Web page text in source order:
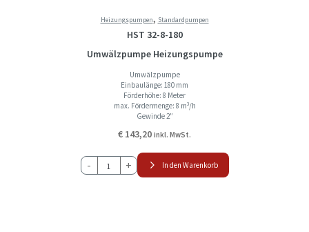
Heizungspumpen, Standardpumpen
HST 32-8-180
Umwälzpumpe Heizungspumpe
Umwälzpumpe
Einbaulänge: 180 mm
Förderhöhe: 8 Meter
max. Fördermenge: 8 m³/h
Gewinde 2″
€ 143,20 inkl. MwSt.
-
HST
32-
+ In den Warenkorb